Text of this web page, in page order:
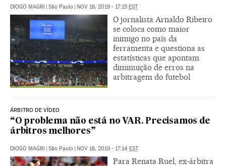
DIOGO MAGRI | São Paulo | NOV 18, 2019 - 17:15 EST
O jornalista Arnaldo Ribeiro
se coloca como maior
inimigo no país da
ferramenta e questiona as
estatísticas que apontam
diminuição de erros na
arbitragem do futebol
ÁRBITRO DE VÍDEO
“O problema não está no VAR. Precisamos de
árbitros melhores”
DIOGO MAGRI | São Paulo | NOV 18, 2019 - 17:14 EST
Para Renata Ruel, ex-árbitra